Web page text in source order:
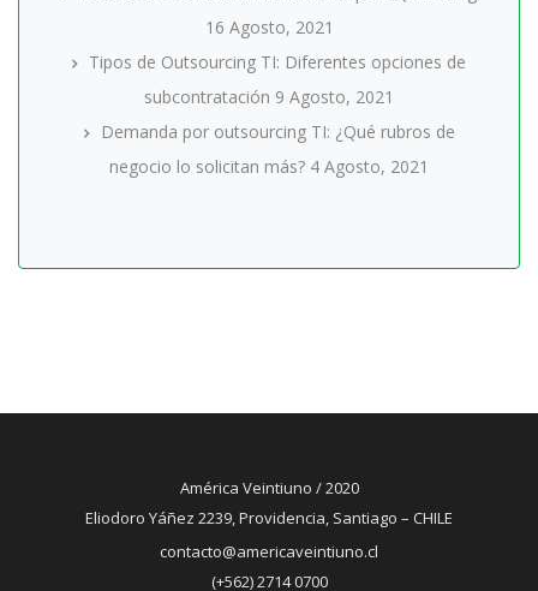
16 Agosto, 2021
Tipos de Outsourcing TI: Diferentes opciones de
subcontratación 9 Agosto, 2021
Demanda por outsourcing TI: ¿Qué rubros de
negocio lo solicitan más? 4 Agosto, 2021
América Veintiuno / 2020
Eliodoro Yáñez 2239, Providencia, Santiago – CHILE
contacto@americaveintiuno.cl
(+562) 2714 0700